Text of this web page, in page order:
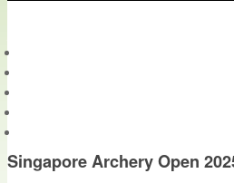
Singapore Archery Open